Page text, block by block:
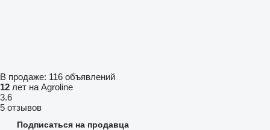
В продаже: 116 объявлений
12 лет на Agroline
3.6
5 отзывов
Подписаться на продавца